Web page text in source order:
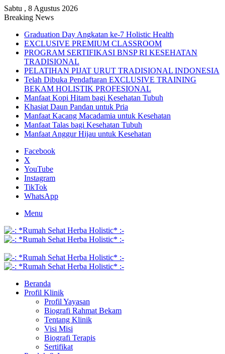
Sabtu , 8 Agustus 2026
Breaking News
Graduation Day Angkatan ke-7 Holistic Health
EXCLUSIVE PREMIUM CLASSROOM
PROGRAM SERTIFIKASI BNSP RI KESEHATAN
TRADISIONAL
PELATIHAN PIJAT URUT TRADISIONAL INDONESIA
Telah Dibuka Pendaftaran EXCLUSIVE TRAINING
BEKAM HOLISTIK PROFESIONAL
Manfaat Kopi Hitam bagi Kesehatan Tubuh
Khasiat Daun Pandan untuk Pria
Manfaat Kacang Macadamia untuk Kesehatan
Manfaat Talas bagi Kesehatan Tubuh
Manfaat Anggur Hijau untuk Kesehatan
Facebook
X
YouTube
Instagram
TikTok
WhatsApp
Menu
Beranda
Profil Klinik
Profil Yayasan
Biografi Rahmat Bekam
Tentang Klinik
Visi Misi
Biografi Terapis
Sertifikat